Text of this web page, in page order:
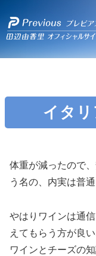
イタ
体重が減ったので
う名の、内実は普
やはりワインは通
えてもらう方が良
ワインとチーズの